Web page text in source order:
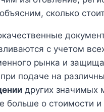
сколько
с учетом
рынка и
при подаче на
других значимых
больше о стоимости и